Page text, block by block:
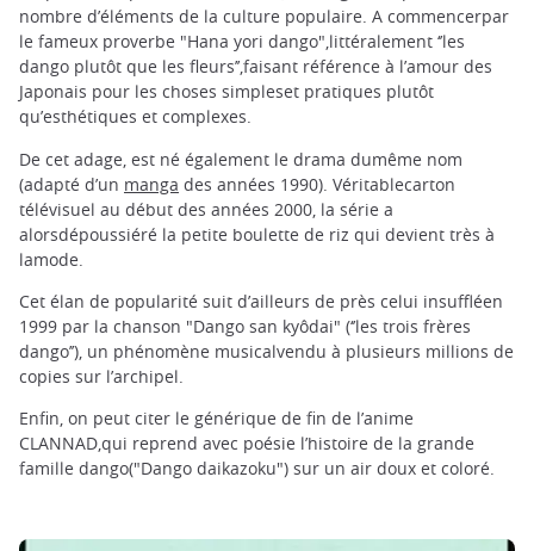
nombre d’éléments de la culture populaire. A commencerpar
le fameux proverbe "Hana yori dango",littéralement ‘’les
dango plutôt que les fleurs’’,faisant référence à l’amour des
Japonais pour les choses simpleset pratiques plutôt
qu’esthétiques et complexes.
De cet adage, est né également le drama dumême nom
(adapté d’un manga des années 1990). Véritablecarton
télévisuel au début des années 2000, la série a
alorsdépoussiéré la petite boulette de riz qui devient très à
lamode.
Cet élan de popularité suit d’ailleurs de près celui insuffléen
1999 par la chanson "Dango san kyôdai" (‘’les trois frères
dango’’), un phénomène musicalvendu à plusieurs millions de
copies sur l’archipel.
Enfin, on peut citer le générique de fin de l’anime
CLANNAD,qui reprend avec poésie l’histoire de la grande
famille dango("Dango daikazoku") sur un air doux et coloré.